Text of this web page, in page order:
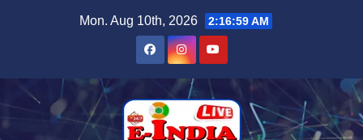
Mon. Aug 10th, 2026 2:17:00 AM